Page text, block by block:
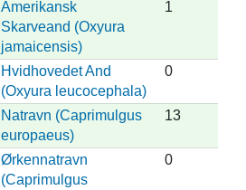
Amerikansk
Skarveand (Oxyura
jamaicensis)
1
Hvidhovedet And
(Oxyura leucocephala)
0
Natravn (Caprimulgus
europaeus)
13
Ørkennatravn
(Caprimulgus
0